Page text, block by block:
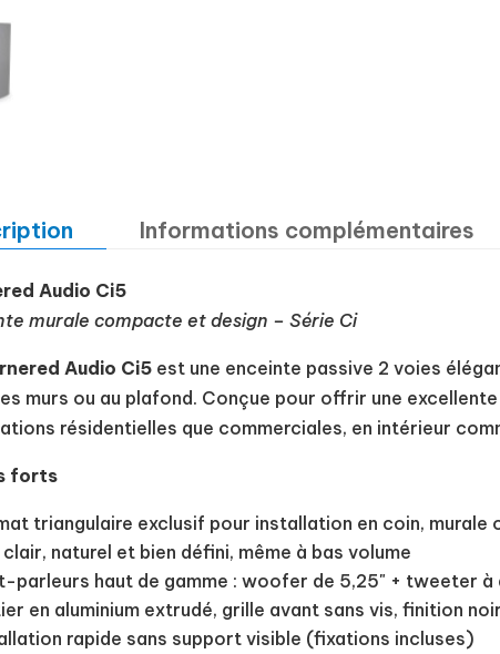
Informations complémentaires
Audio Ci5
murale compacte et design – Série Ci
Audio Ci5 est une enceinte passive 2 voies
murs ou au plafond. Conçue pour offrir une
résidentielles que commerciales, en intérieur
forts
triangulaire exclusif pour installation en coin, murale
clair, naturel et bien défini, même à bas volume
parleurs haut de gamme : woofer de 5,25" + tweeter à
en aluminium extrudé, grille avant sans vis, finition
rapide sans support visible (fixations incluses)